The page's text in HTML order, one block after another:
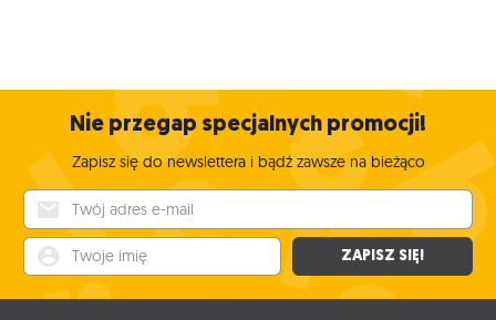
Nie przegap specjalnych promocji!
Zapisz się do newslettera i bądź zawsze na bieżąco
ZAPISZ SIĘ!